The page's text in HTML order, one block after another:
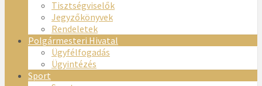
Tisztségviselők
Jegyzőkönyvek
Rendeletek
Polgármesteri Hivatal
Ügyfélfogadás
Ügyintézés
Sport